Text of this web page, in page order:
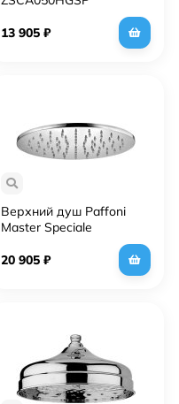
13 905 ₽
Верхний душ Paffoni
Master Speciale
20 905 ₽